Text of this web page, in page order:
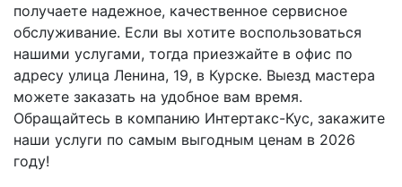
получаете надежное, качественное сервисное
обслуживание. Если вы хотите воспользоваться
нашими услугами, тогда приезжайте в офис по
адресу улица Ленина, 19, в Курске. Выезд мастера
можете заказать на удобное вам время.
Обращайтесь в компанию Интертакс-Кус, закажите
наши услуги по самым выгодным ценам в 2026
году!